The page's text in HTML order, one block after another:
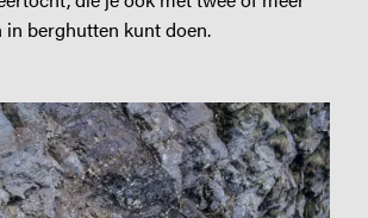
berghutten kunt doen.